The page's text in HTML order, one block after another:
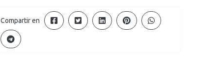
Compartir en